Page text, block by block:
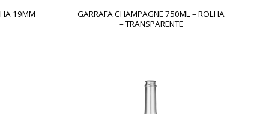
19MM
GARRAFA CHAMPAGNE 750ML – ROLHA
– TRANSPARENTE